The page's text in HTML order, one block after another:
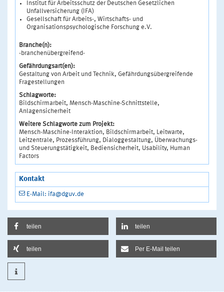
Institut für Arbeitsschutz der Deutschen Gesetzlichen
Unfallversicherung (IFA)
Gesellschaft für Arbeits-, Wirtschafts- und
Organisationspsychologische Forschung e.V.
Branche(n):
-branchenübergreifend-
Gefährdungsart(en):
Gestaltung von Arbeit und Technik, Gefährdungsübergreifende
Fragestellungen
Schlagworte:
Bildschirmarbeit, Mensch-Maschine-Schnittstelle,
Anlagensicherheit
Weitere Schlagworte zum Projekt:
Mensch-Maschine-Interaktion, Bildschirmarbeit, Leitwarte,
Leitzentrale, Prozessführung, Dialoggestaltung, Überwachungs-
und Steuerungstätigkeit, Bediensicherheit, Usability, Human
Factors
Kontakt
E-Mail: ifa@dguv.de
teilen teilen
teilen Per E-Mail teilen